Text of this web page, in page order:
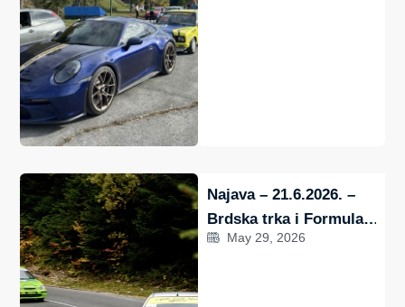
Najava – 21.6.2026. –
Brdska trka i Formula
Driver Igman
May 29, 2026